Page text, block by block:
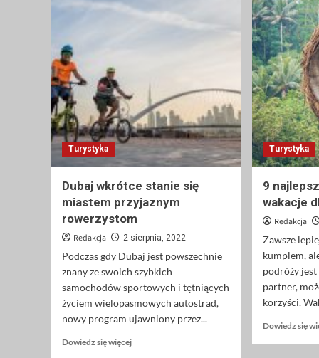
Turystyka
Dubaj wkrótce stanie się
miastem przyjaznym
rowerzystom
Redakcja 2 sierpnia, 2022
Podczas gdy Dubaj jest powszechnie
znany ze swoich szybkich
samochodów sportowych i tętniących
życiem wielopasmowych autostrad,
nowy program ujawniony przez...
Dowiedz się więcejDowiedz
Turystyka
9
wakacje
Redakcja
Zawsze
kumplem,
podróży jest
partner,
korzyści.
Dowiedz się